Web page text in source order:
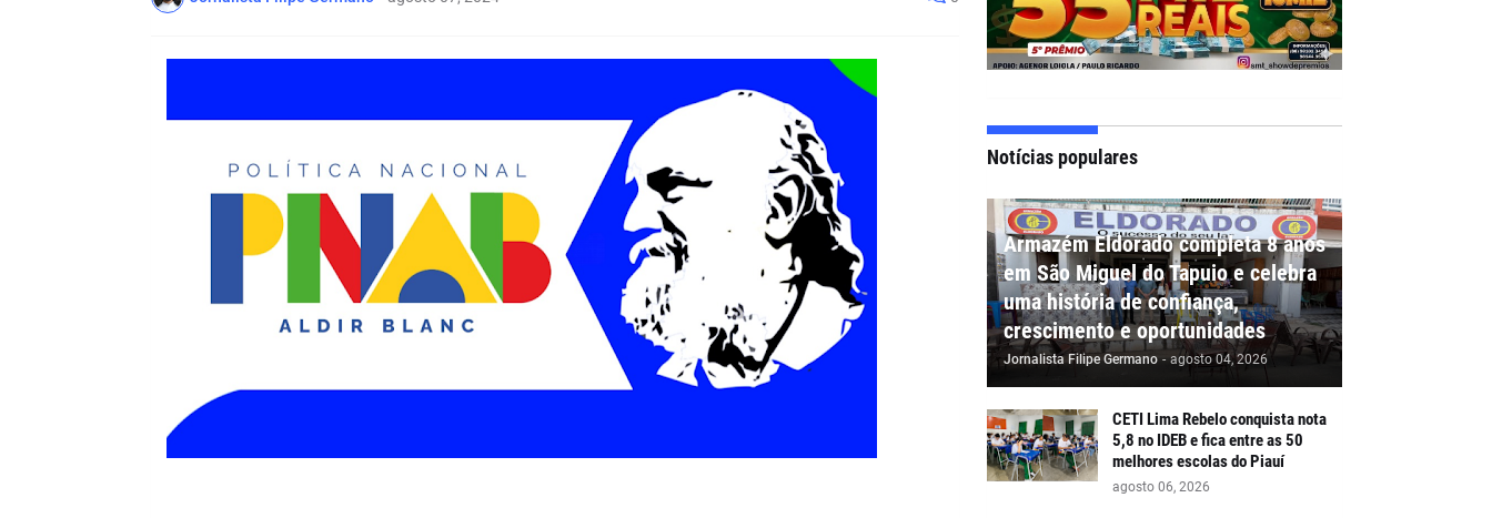
Notícias populares
Armazém Eldorado completa 8 anos
em São Miguel do Tapuio e celebra
uma história de confiança,
crescimento e oportunidades
Jornalista Filipe Germano - agosto 04, 2026
CETI Lima Rebelo conquista nota
5,8 no IDEB e fica entre as 50
melhores escolas do Piauí
agosto 06, 2026